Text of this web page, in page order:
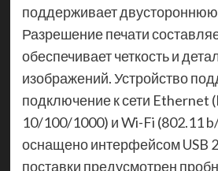
поддерживает двустороннюю
Разрешение печати
обеспечивает четкость и
изображений. Устройство
подключение к сети Ethernet
10/100/1000) и Wi-Fi (802.11
оснащено интерфейсом USB
поставки предусмотрен